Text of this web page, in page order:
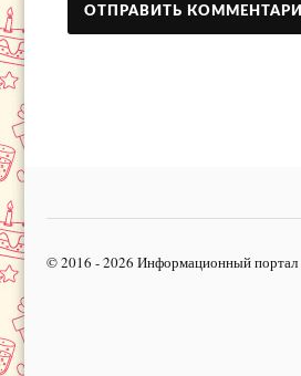
© 2016 - 2026 Информационный портал